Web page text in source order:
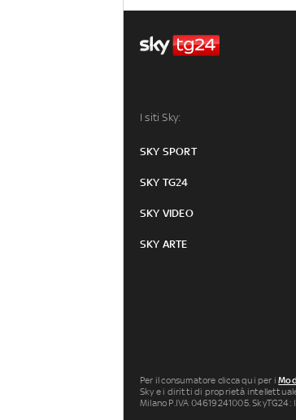
I siti Sky:
SKY SPORT
SKY TG24
SKY VIDEO
SKY ARTE
Per il consumatore clicca qui per i
Sky e i diritti di proprietà intellettuale
Milano P.IVA 04619241005. SkyTG24: